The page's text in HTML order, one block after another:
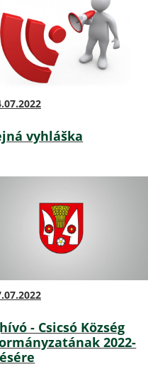
vyhláška
- Csicsó Község
2022-